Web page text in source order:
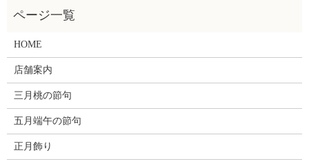
HOME
店舗案内
三月桃の節句
五月端午の節句
正月飾り